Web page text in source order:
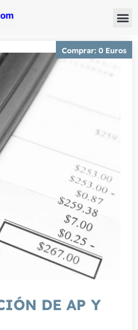
Comprar: 0 Euros
DE AP Y